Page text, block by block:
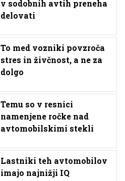
v sodobnih avtih preneha
delovati
To med vozniki povzroča
stres in živčnost, a ne za
dolgo
Temu so v resnici
namenjene ročke nad
avtomobilskimi stekli
Lastniki teh avtomobilov
imajo najnižji IQ